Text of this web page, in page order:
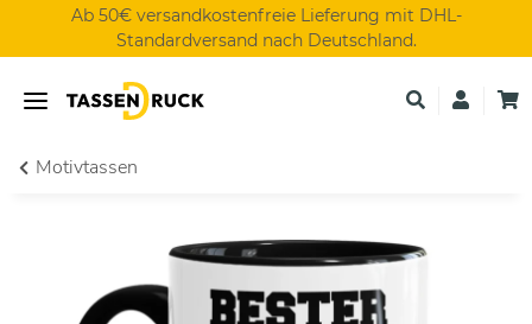
Ab 50€ versandkostenfreie Lieferung mit DHL-
Standardversand nach Deutschland.
Motivtassen